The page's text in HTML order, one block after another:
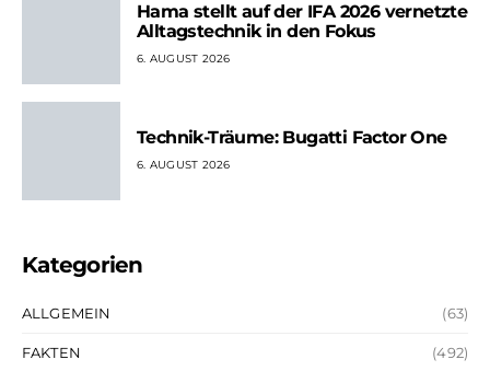
Hama stellt auf der IFA 2026 vernetzte
Alltagstechnik in den Fokus
6. AUGUST 2026
Technik-Träume: Bugatti Factor One
6. AUGUST 2026
Kategorien
ALLGEMEIN (63)
FAKTEN (492)